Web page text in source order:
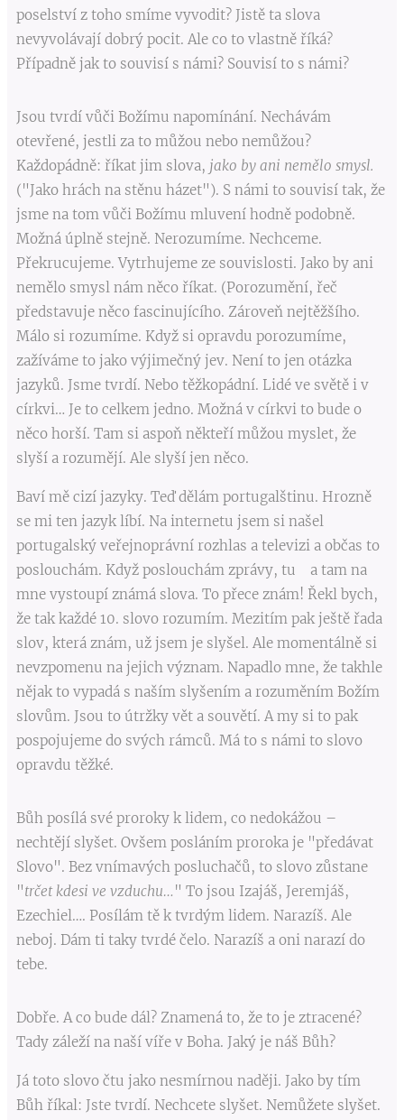
poselství z toho smíme vyvodit? Jistě ta slova
nevyvolávají dobrý pocit. Ale co to vlastně říká?
Případně jak to souvisí s námi? Souvisí to s námi?
Jsou tvrdí vůči Božímu napomínání. Nechávám
otevřené, jestli za to můžou nebo nemůžou?
Každopádně: říkat jim slova, jako by ani nemělo smysl.
("Jako hrách na stěnu házet"). S námi to souvisí tak, že
jsme na tom vůči Božímu mluvení hodně podobně.
Možná úplně stejně. Nerozumíme. Nechceme.
Překrucujeme. Vytrhujeme ze souvislosti. Jako by ani
nemělo smysl nám něco říkat. (Porozumění, řeč
představuje něco fascinujícího. Zároveň nejtěžšího.
Málo si rozumíme. Když si opravdu porozumíme,
zažíváme to jako výjimečný jev. Není to jen otázka
jazyků. Jsme tvrdí. Nebo těžkopádní. Lidé ve světě i v
církvi… Je to celkem jedno. Možná v církvi to bude o
něco horší. Tam si aspoň někteří můžou myslet, že
slyší a rozumějí. Ale slyší jen něco.
Baví mě cizí jazyky. Teď dělám portugalštinu. Hrozně
se mi ten jazyk líbí. Na internetu jsem si našel
portugalský veřejnoprávní rozhlas a televizi a občas to
poslouchám. Když poslouchám zprávy, tu a tam na
mne vystoupí známá slova. To přece znám! Řekl bych,
že tak každé 10. slovo rozumím. Mezitím pak ještě řada
slov, která znám, už jsem je slyšel. Ale momentálně si
nevzpomenu na jejich význam. Napadlo mne, že takhle
nějak to vypadá s naším slyšením a rozuměním Božím
slovům. Jsou to útržky vět a souvětí. A my si to pak
pospojujeme do svých rámců. Má to s námi to slovo
opravdu těžké.
Bůh posílá své proroky k lidem, co nedokážou –
nechtějí slyšet. Ovšem posláním proroka je "předávat
Slovo". Bez vnímavých posluchačů, to slovo zůstane
"trčet kdesi ve vzduchu… " To jsou Izajáš, Jeremjáš,
Ezechiel…. Posílám tě k tvrdým lidem. Narazíš. Ale
neboj. Dám ti taky tvrdé čelo. Narazíš a oni narazí do
tebe.
Dobře. A co bude dál? Znamená to, že to je ztracené?
Tady záleží na naší víře v Boha. Jaký je náš Bůh?
Já toto slovo čtu jako nesmírnou naději. Jako by tím
Bůh říkal: Jste tvrdí. Nechcete slyšet. Nemůžete slyšet.